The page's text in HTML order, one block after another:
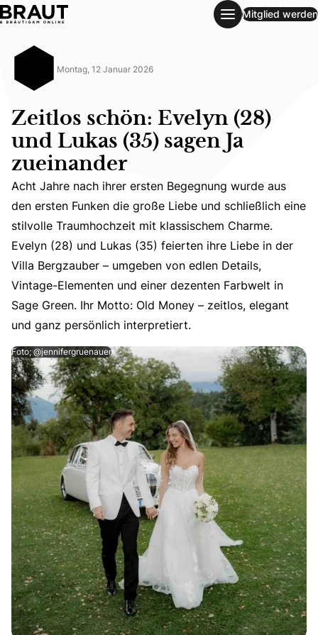
Zeitlos schön: Evelyn (28) und Lukas (35) sagen Ja
Mitglied werden
Montag, 12 Januar 2026
Zeitlos schön: Evelyn (28)
und Lukas (35) sagen Ja
zueinander
Acht Jahre nach ihrer ersten Begegnung wurde aus
Acht Jahre nach ihrer ersten Begegnung wurde aus
den ersten Funken die große Liebe und schließlich eine
stilvolle Traumhochzeit mit klassischem Charme.
Evelyn (28) und Lukas (35) feierten ihre Liebe in der
Villa Bergzauber – umgeben von edlen Details,
Vintage-Elementen und einer dezenten Farbwelt in
Sage Green. Ihr Motto: Old Money – zeitlos, elegant
und ganz persönlich interpretiert.
Foto; @jennifergruenauer